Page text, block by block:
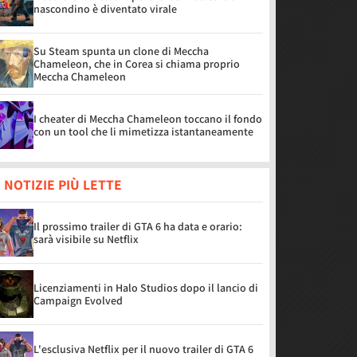
nascondino è diventato virale
Su Steam spunta un clone di Meccha
Chameleon, che in Corea si chiama proprio
Meccha Chameleon
I cheater di Meccha Chameleon toccano il fondo
con un tool che li mimetizza istantaneamente
NOTIZIE PIÙ LETTE
Il prossimo trailer di GTA 6 ha data e orario:
sarà visibile su Netflix
Licenziamenti in Halo Studios dopo il lancio di
Campaign Evolved
L'esclusiva Netflix per il nuovo trailer di GTA 6